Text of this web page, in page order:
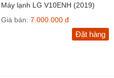
Máy lạnh LG V10ENH (2019)
Giá bán: 7.000.000 đ
Đặt hàng